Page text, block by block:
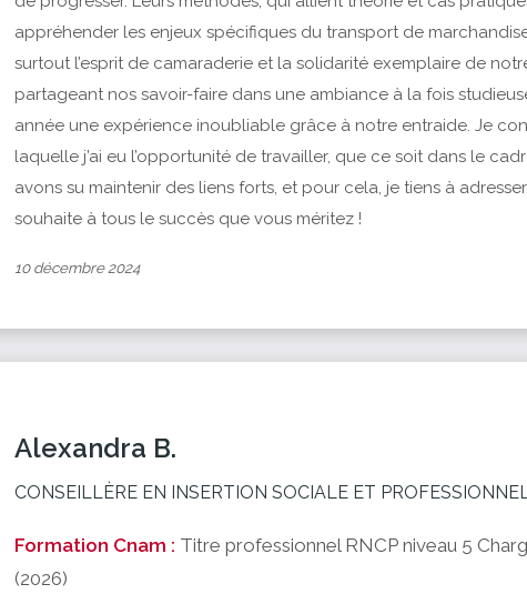
Alexandra B.
CONSEILLÈRE EN INSERTION SOCIALE ET
Formation Cnam : Titre professionnel RNCP niveau 5
(2026)
appréhender les enjeux spécifiques du transport de
surtout l’esprit de camaraderie et la solidarité exemplaire de
partageant nos savoir-faire dans une ambiance à la fois
année une expérience inoubliable grâce à notre entraide. Je
laquelle j’ai eu l’opportunité de travailler, que ce soit dans le
avons su maintenir des liens forts, et pour cela, je tiens à
souhaite à tous le succès que vous méritez !
10 décembre 2024